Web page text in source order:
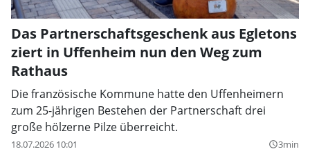
Das Partnerschaftsgeschenk aus Egletons
ziert in Uffenheim nun den Weg zum
Rathaus
Die französische Kommune hatte den Uffenheimern
zum 25-jährigen Bestehen der Partnerschaft drei
große hölzerne Pilze überreicht.
18.07.2026 10:01 query_builder3min